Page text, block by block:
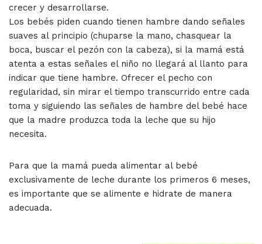
crecer y desarrollarse.
Los bebés piden cuando tienen hambre dando señales
suaves al principio (chuparse la mano, chasquear la
boca, buscar el pezón con la cabeza), si la mamá está
atenta a estas señales el niño no llegará al llanto para
indicar que tiene hambre. Ofrecer el pecho con
regularidad, sin mirar el tiempo transcurrido entre cada
toma y siguiendo las señales de hambre del bebé hace
que la madre produzca toda la leche que su hijo
necesita.
Para que la mamá pueda alimentar al bebé
exclusivamente de leche durante los primeros 6 meses,
es importante que se alimente e hidrate de manera
adecuada.